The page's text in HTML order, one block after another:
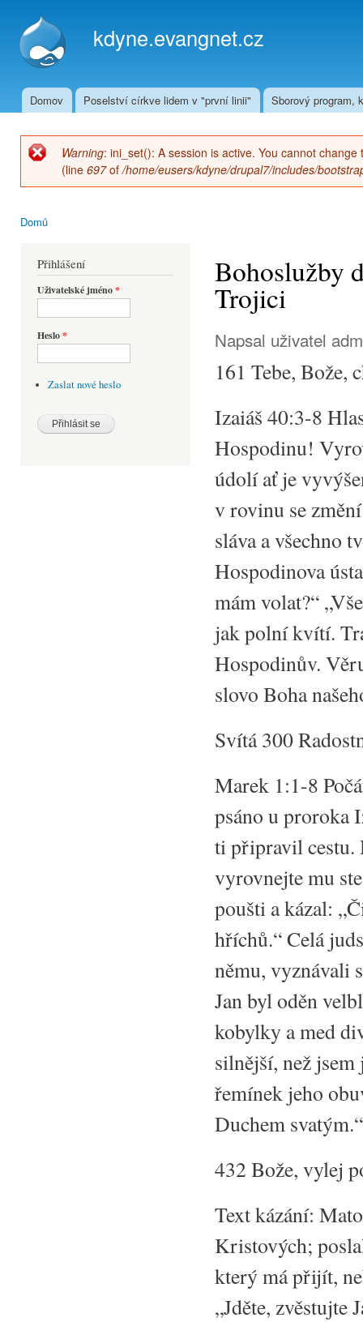
kdyne.evangnet.cz
Hlavní menu
Domov Poselství církve lidem v "první linii" Sborový program,
Chybová zpráva
Warning: ini_set(): A session is active. You cannot
(line 697of/home/eusers/kdyne/drupal7/includes/
Domů
Přihlášení
Uživatelské jméno*
Heslo*
Zaslat nové heslo
Bohoslužby
Trojici
Napsal uživatel
161 Tebe, Bože,
Izaiáš 40:3-8
Hospodinu!
údolí ať je
v rovinu se
sláva a všechno
Hospodinova
mám volat?“
jak polní kvítí.
Hospodinův.
slovo Boha
Svítá 300
Marek 1:1-8
psáno u proroka
ti připravil cestu.
vyrovnejte mu
poušti a kázal:
hříchů.“ Celá
němu, vyznávali
Jan byl oděn
kobylky a med
silnější, než jsem
řemínek jeho
Duchem svatým.“
432 Bože, vylej
Text kázání:
Kristových;
který má přijít,
„Jděte,